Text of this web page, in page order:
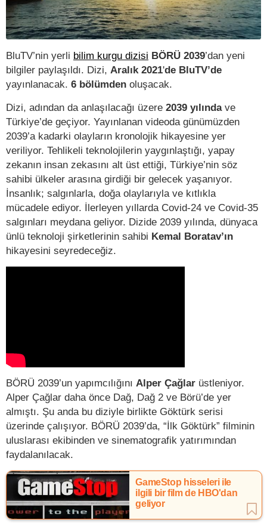
BluTV’nin yerli bilim kurgu dizisi BÖRÜ 2039’dan yeni
bilgiler paylaşıldı. Dizi, Aralık 2021'de BluTV’de
yayınlanacak. 6 bölümden oluşacak.
Dizi, adından da anlaşılacağı üzere 2039 yılındave
Türkiye’de geçiyor. Yayınlanan videoda günümüzden
2039’a kadarki olayların kronolojik hikayesine yer
veriliyor. Tehlikeli teknolojilerin yaygınlaştığı, yapay
zekanın insan zekasını alt üst ettiği, Türkiye’nin söz
sahibi ülkeler arasına girdiği bir gelecek yaşanıyor.
İnsanlık; salgınlarla, doğa olaylarıyla ve kıtlıkla
mücadele ediyor. İlerleyen yıllarda Covid-24 ve Covid-35
salgınları meydana geliyor. Dizide 2039 yılında, dünyaca
ünlü teknoloji şirketlerinin sahibi Kemal Boratav’ın
hikayesini seyredeceğiz.
BÖRÜ 2039’un yapımcılığını Alper Çağlar üstleniyor.
Alper Çağlar daha önce Dağ, Dağ 2 ve Börü’de yer
almıştı. Şu anda bu diziyle birlikte Göktürk serisi
üzerinde çalışıyor. BÖRÜ 2039’da, “İlk Göktürk” filminin
uluslarası ekibinden ve sinematografik yatırımından
faydalanılacak.
GameStop hisseleri ile
ilgili bir film de HBO'dan
geliyor